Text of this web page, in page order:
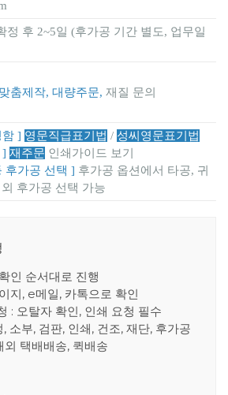
정 후 2~5일 (후가공 기간 별도, 업무일
춤제작, 대량주문, 재질 문의
함 ] 영문직급표기법 / 성씨영문표기법
] 재주문 인쇄가이드 보기
후가공 선택 ] 후가공 옵션에서 타공, 귀
후가공 선택 가능
인 순서대로 진행
지, e메일, 카톡으로 확인
: 오탈자 확인, 인쇄 요청 필수
소부, 검판, 인쇄, 건조, 재단, 후가공
외 택배배송, 퀵배송